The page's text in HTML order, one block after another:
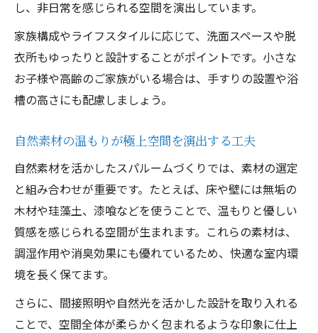
勾配天井がもたらすスパルームの高級感と
は
自然素材と勾配天井の家で得られる心地よ
さ
平屋ならではの伸びやかな空間づくりの秘
時間
快適さと上質さを両立する平屋スパルームのつ
くり方
平屋 自然素材の家で叶える快適な暮らし
スパルームの上質さを引き出す設計ポイン
自然素材の家だからできる快適空間の工夫
し、非日常を感じられる空間を演出しています。
家族構成やライフスタイルに応じて、洗面スペースや脱
衣所もゆったりと設計することがポイントです。小さな
お子様や高齢のご家族がいる場合は、手すりの設置や浴
槽の高さにも配慮しましょう。
自然素材の温もりが極上空間を演出する工夫
自然素材を活かしたスパルームづくりでは、素材の選定
と組み合わせが重要です。たとえば、床や壁には無垢の
木材や珪藻土、漆喰などを使うことで、温もりと優しい
質感を感じられる空間が生まれます。これらの素材は、
調湿作用や消臭効果にも優れているため、快適な室内環
境を長く保てます。
さらに、間接照明や自然光を活かした設計を取り入れる
ことで、空間全体が柔らかく包まれるような印象に仕上